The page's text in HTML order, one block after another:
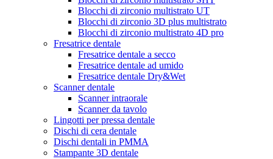
Blocchi di zirconio multistrato UT
Blocchi di zirconio 3D plus multistrato
Blocchi di zirconio multistrato 4D pro
Fresatrice dentale
Fresatrice dentale a secco
Fresatrice dentale ad umido
Fresatrice dentale Dry&Wet
Scanner dentale
Scanner intraorale
Scanner da tavolo
Lingotti per pressa dentale
Dischi di cera dentale
Dischi dentali in PMMA
Stampante 3D dentale